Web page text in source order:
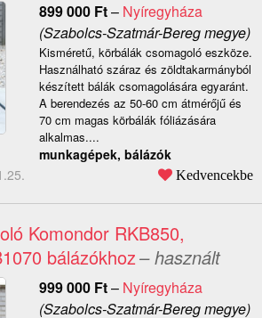
899 000 Ft– Nyíregyháza
(Szabolcs-Szatmár-Bereg megye)
Kisméretű, körbálák csomagoló eszköze.
Használható száraz és zöldtakarmányból
készített bálák csomagolására egyaránt.
A berendezés az 50-60 cm átmérőjű és
70 cm magas körbálák fóliázására
alkalmas....
munkagépek, bálázók
Kedvencekbe
Komondor RKB850,
bálázókhoz– használt
999 000 Ft– Nyíregyháza
(Szabolcs-Szatmár-Bereg megye)